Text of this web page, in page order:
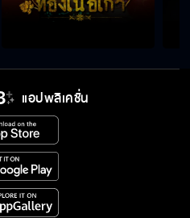
แอปพลิเคชั่น